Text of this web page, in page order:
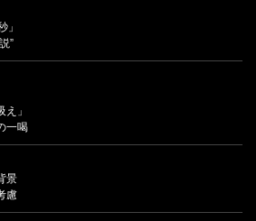
」
”
」
一喝
景
慮